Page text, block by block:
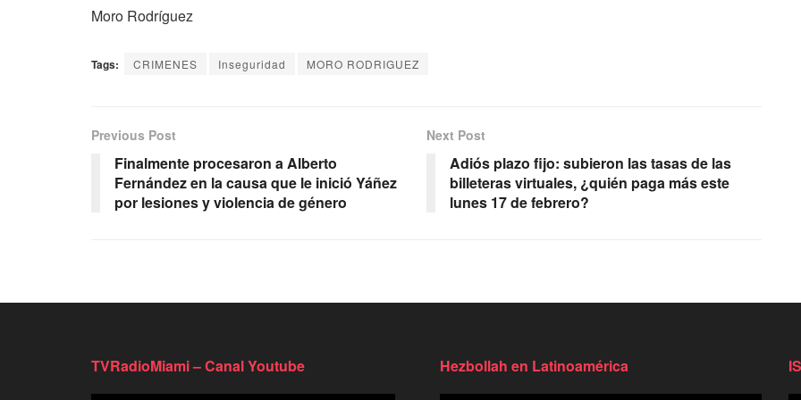
Moro Rodríguez
Tags: CRIMENES Inseguridad MORO RODRIGUEZ
Previous Post
Finalmente procesaron a Alberto
Fernández en la causa que le inició Yáñez
por lesiones y violencia de género
Next Post
Adiós plazo fijo: subieron las tasas de las
billeteras virtuales, ¿quién paga más este
lunes 17 de febrero?
TVRadioMiami – Canal Youtube Hezbollah en Latinoamérica